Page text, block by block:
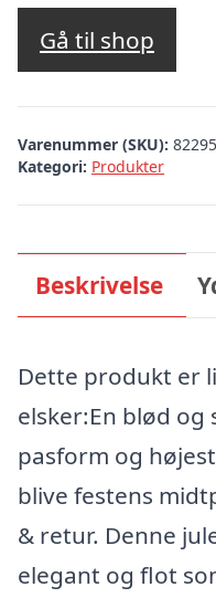
Gå til shop
Varenummer (SKU):
Kategori: Produkter
Beskrivelse
Dette produkt er
elsker:En blød og
pasform og
blive festens
& retur. Denne
elegant og flot